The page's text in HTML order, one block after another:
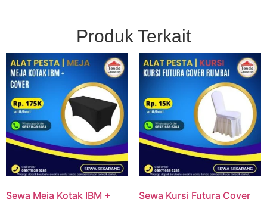
Produk Terkait
Sewa Meja Kotak IBM +
Sewa Kursi Futura Cover